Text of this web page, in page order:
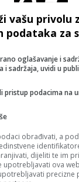
Vatrene? Pa,
vašu privolu
podataka za
oglašavanje i
i sadržaja, uvidi u
pristup podacima na
obrađivati, a
dijeliti te im
upotrebljavati ova
precizne